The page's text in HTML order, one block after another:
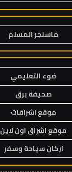
ماسنجر المسلم
ضوء التعليمي
صحيفة برق
موقع اشراقات
موقع اشراق اون لاين
اركان سياحة وسفر